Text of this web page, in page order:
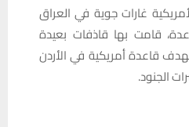
غارات جوية في العراق
قامت بها قاذفات بعيدة
قاعدة أمريكية في الأردن
الجنود.